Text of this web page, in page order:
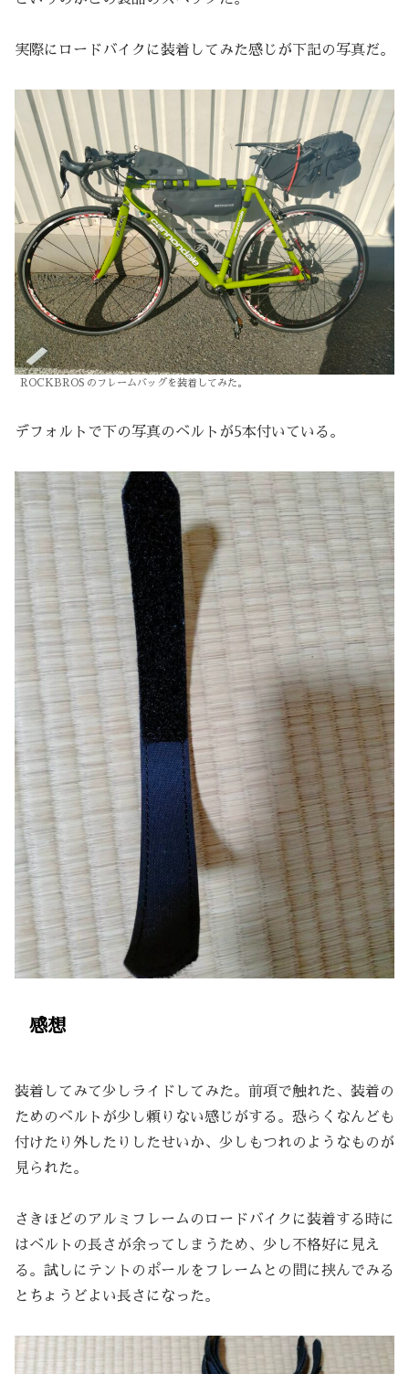
実際にロードバイクに装着してみた感じが下記の写真だ。
ROCKBROS のフレームバッグを装着してみた。
デフォルトで下の写真のベルトが5本付いている。
感想
装着してみて少しライドしてみた。前項で触れた、装着の
ためのベルトが少し頼りない感じがする。恐らくなんども
付けたり外したりしたせいか、少しもつれのようなものが
見られた。
さきほどのアルミフレームのロードバイクに装着する時に
はベルトの長さが余ってしまうため、少し不格好に見え
る。試しにテントのポールをフレームとの間に挟んでみる
とちょうどよい長さになった。